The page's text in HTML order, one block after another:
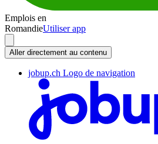
Emplois en
RomandieUtiliser app
Aller directement au contenu
jobup.ch Logo de navigation